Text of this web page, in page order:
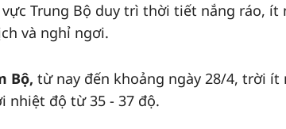
Trung Bộ duy trì thời tiết nắng ráo, ít
và nghỉ ngơi.
Bộ, từ nay đến khoảng ngày 28/4, trời ít
nhiệt độ từ 35 - 37 độ.